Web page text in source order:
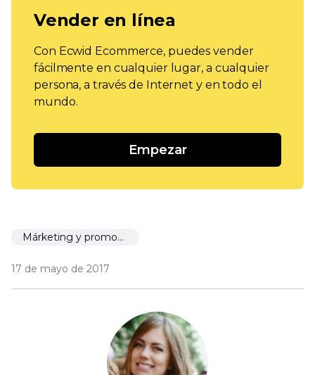
Vender en línea
Con Ecwid Ecommerce, puedes vender
fácilmente en cualquier lugar, a cualquier
persona, a través de Internet y en todo el
mundo.
Empezar
Márketing y promoción
17 de mayo de 2017